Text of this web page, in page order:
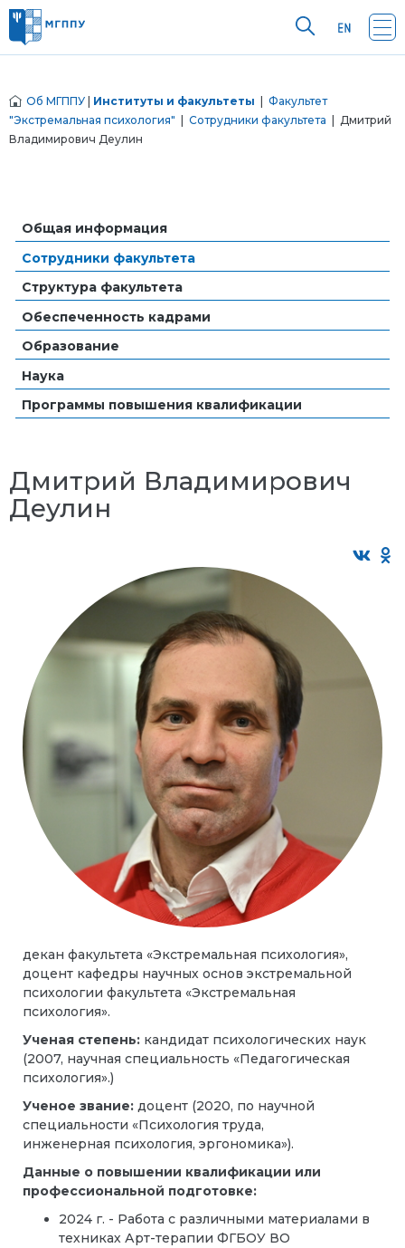
Об МГППУ Институты и факультеты
Факультет
"Экстремальная психология"
Сотрудники факультета | Дмитрий
Владимирович Деулин
Общая информация
Сотрудники факультета
Структура факультета
Обеспеченность кадрами
Образование
Наука
Программы повышения квалификации
Дмитрий Владимирович
Деулин
декан факультета «Экстремальная психология»,
доцент кафедры научных основ экстремальной
психологии факультета «Экстремальная
психология».
Ученая степень: кандидат психологических наук
(2007, научная специальность «Педагогическая
психология».)
Ученое звание: доцент (2020, по научной
специальности «Психология труда,
инженерная психология, эргономика»).
Данные о повышении квалификации или
профессиональной подготовке:
2024 г. - Работа с различными материалами в
техниках Арт-терапии ФГБОУ ВО